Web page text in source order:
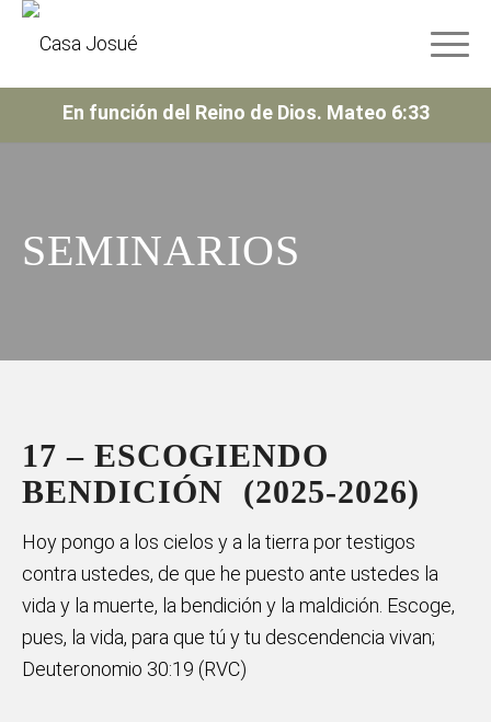
En función del Reino de Dios. Mateo 6:33
SEMINARIOS
17 – ESCOGIENDO
BENDICIÓN (2025-2026)
Hoy pongo a los cielos y a la tierra por testigos
contra ustedes, de que he puesto ante ustedes la
vida y la muerte, la bendición y la maldición. Escoge,
pues, la vida, para que tú y tu descendencia vivan;
Deuteronomio 30:19 (RVC)